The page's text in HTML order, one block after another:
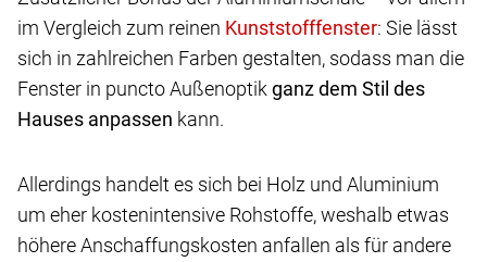
im Vergleich zum reinen
: Sie lässt
sich in zahlreichen Farben gestalten, sodass man die
Fenster in puncto Außenoptik ganz dem Stil des
Hauses anpassen kann.
Allerdings handelt es sich bei Holz und Aluminium
um eher kostenintensive Rohstoffe, weshalb etwas
höhere Anschaffungskosten anfallen als für andere